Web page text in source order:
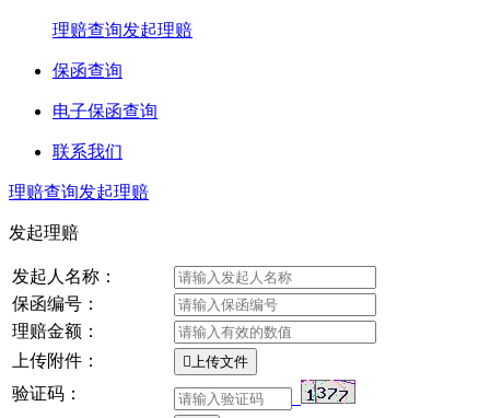
理赔查询发起理赔
保函查询
电子保函查询
联系我们
理赔查询发起理赔
发起理赔
发起人名称：
保函编号：
理赔金额：
上传附件：
上传文件
验证码：